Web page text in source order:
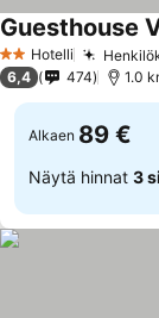
2 Tähtiluokitus
Hotelli
Guesthouse
6,4 474 1.0
Alkaen 89 €
Näytä hinnat 3